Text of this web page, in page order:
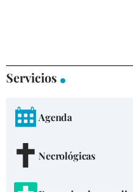
Servicios
Agenda
Necrológicas